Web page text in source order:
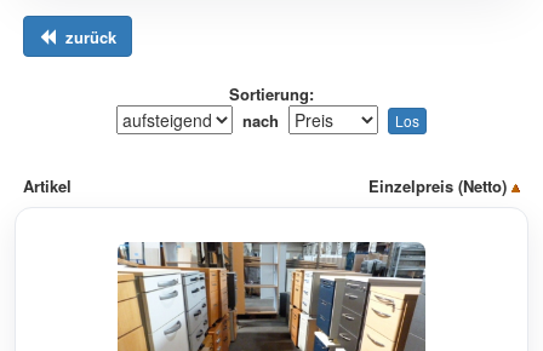
zurück
Sortierung:
nach
Artikel Einzelpreis (Netto)